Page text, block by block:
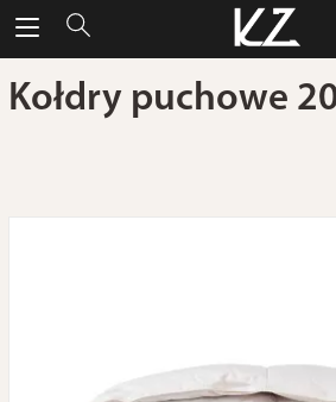
Kołdry puchowe